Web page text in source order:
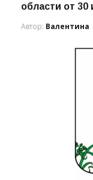
области от
Автор: Валентина